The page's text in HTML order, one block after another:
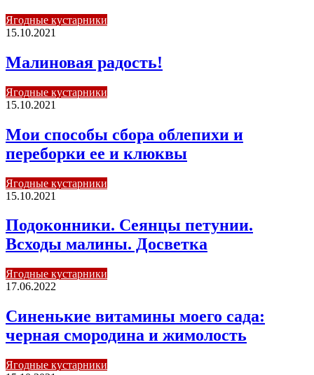
Ягодные кустарники
15.10.2021
Малиновая радость!
Ягодные кустарники
15.10.2021
Мои способы сбора облепихи и
переборки ее и клюквы
Ягодные кустарники
15.10.2021
Подоконники. Сеянцы петунии.
Всходы малины. Досветка
Ягодные кустарники
17.06.2022
Синенькие витамины моего сада:
черная смородина и жимолость
Ягодные кустарники